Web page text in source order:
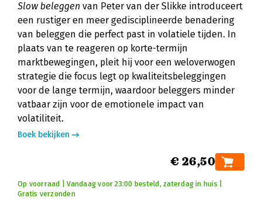
Slow beleggen van Peter van der Slikke introduceert
een rustiger en meer gedisciplineerde benadering
van beleggen die perfect past in volatiele tijden. In
plaats van te reageren op korte-termijn
marktbewegingen, pleit hij voor een weloverwogen
strategie die focus legt op kwaliteitsbeleggingen
voor de lange termijn, waardoor beleggers minder
vatbaar zijn voor de emotionele impact van
volatiliteit.
Boek bekijken
€ 26,50
Op voorraad | Vandaag voor 23:00 besteld, zaterdag in huis |
Gratis verzonden